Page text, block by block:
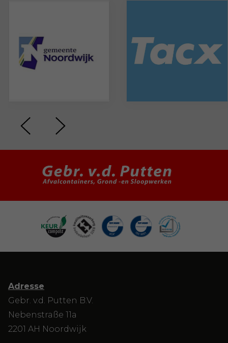
Adresse
Gebr. v.d. Putten B.V.
Nebenstraße 11a
2201 AH Noordwijk